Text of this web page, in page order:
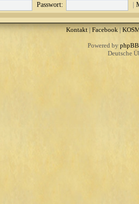
Passwort: |
Kontakt| Facebook|
Powered by phpBB
Deutsche